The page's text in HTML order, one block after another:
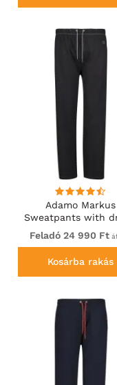
Adamo Markus
Sweatpants with
cord Black
Feladó 24 990 Ft
Kosárba rakás